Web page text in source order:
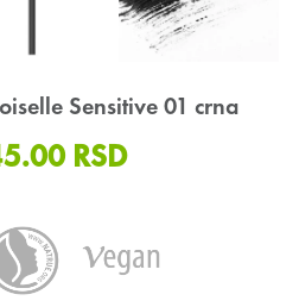
Sensitive 01 crna
RSD